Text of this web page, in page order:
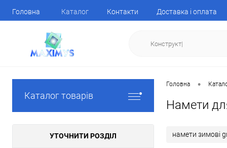
Головна Каталог Контакти Доставка і оплата
Каталог товарів
УТОЧНИТИ РОЗДІЛ
Головна •
Намети
намети зимові